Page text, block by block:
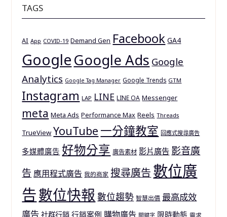
TAGS
AI App COVID-19 Demand Gen Facebook GA4
GoogleGoogle Ads Google
Analytics Google Tag Manager Google Trends GTM
Instagram LAP LINE LINE OA Messenger
meta Meta Ads Performance Max Reels Threads
TrueView YouTube 一分鐘教室 回應式搜尋廣告
多媒體廣告 好物分享 廣告素材 影片廣告 影音廣
告 應用程式廣告 我的商家 搜尋廣告 數位廣
告數位快報 數位趨勢 智慧出價 最高成效
廣告 社群行銷 行銷案例 購物廣告 關鍵字 限時動態 需求